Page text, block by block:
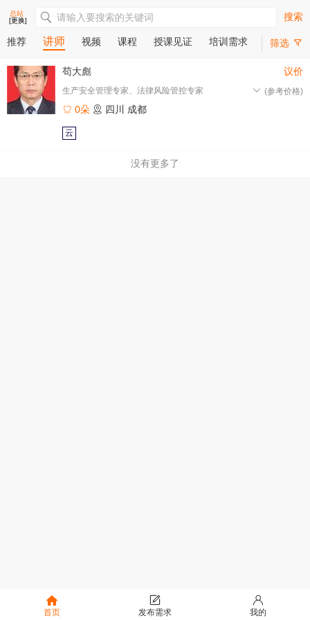
总站
[更换]
搜索
筛选
推荐 讲师 视频 课程 授课见证 培训需求
苟大彪
生产安全管理专家、法律风险管控专家
0朵 四川 成都
议价
(参考价格)
云
没有更多了
首页 发布需求 我的